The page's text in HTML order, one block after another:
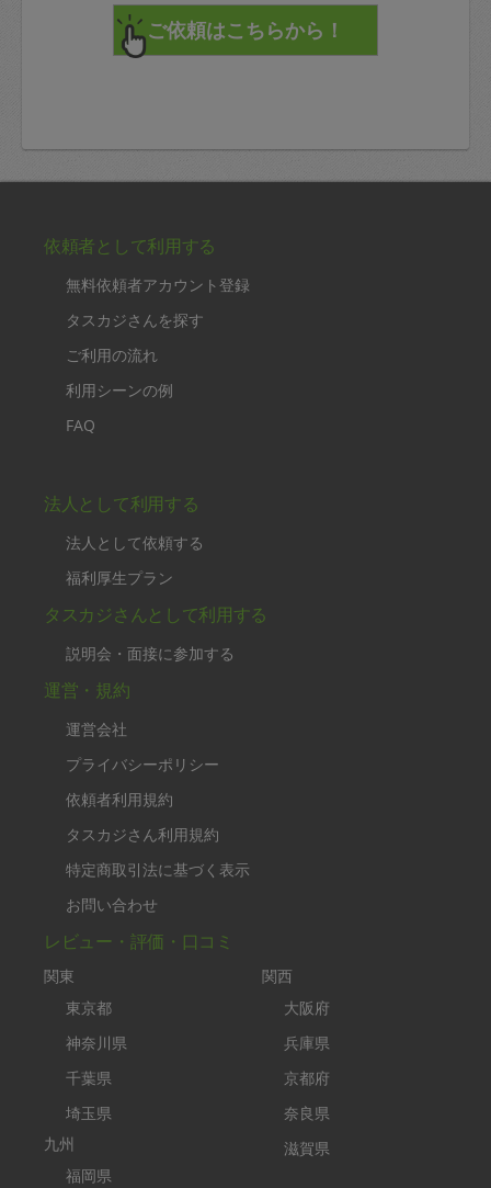
依頼者として利用する
無料依頼者アカウント登録
タスカジさんを探す
ご利用の流れ
利用シーンの例
FAQ
法人として利用する
法人として依頼する
福利厚生プラン
タスカジさんとして利用する
説明会・面接に参加する
運営・規約
運営会社
プライバシーポリシー
依頼者利用規約
タスカジさん利用規約
特定商取引法に基づく表示
お問い合わせ
レビュー・評価・口コミ
関東
東京都
神奈川県
千葉県
埼玉県
九州
福岡県
関西
大阪府
兵庫県
京都府
奈良県
滋賀県